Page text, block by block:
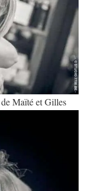
Maïté et Gilles